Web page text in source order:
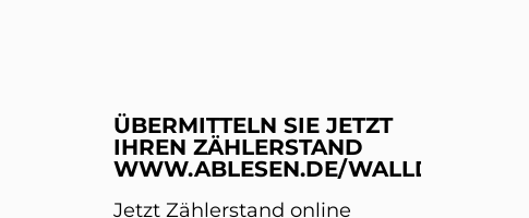
ÜBERMITTELN SIE JETZT
IHREN ZÄHLERSTAND
WWW.ABLESEN.DE/WALLDORF/
Jetzt Zählerstand online